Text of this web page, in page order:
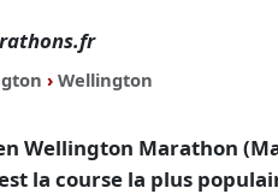
› Wellington
Wellington Marathon
la course la plus